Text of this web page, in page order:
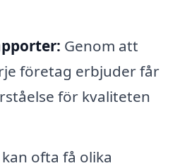
Genom att
företag erbjuder får
för kvaliteten
kan ofta få olika